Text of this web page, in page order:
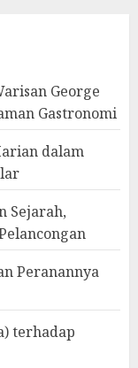
George
Gastronomi
dalam
Sejarah,
Peranannya
terhadap